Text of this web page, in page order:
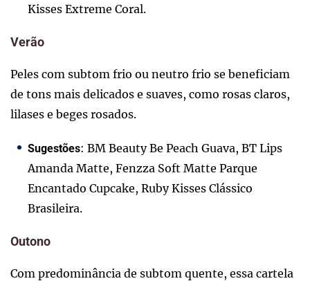
Kisses Extreme Coral.
Verão
Peles com subtom frio ou neutro frio se beneficiam
de tons mais delicados e suaves, como rosas claros,
lilases e beges rosados.
Sugestões: BM Beauty Be Peach Guava, BT Lips
Amanda Matte, Fenzza Soft Matte Parque
Encantado Cupcake, Ruby Kisses Clássico
Brasileira.
Outono
Com predominância de subtom quente, essa cartela